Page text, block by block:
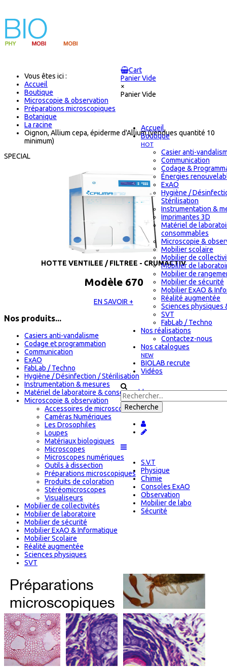
Cart
Panier Vide
×
Panier Vide
Accueil
Boutique
HOT
Casier anti-
Communication
Codage &
Énergies
ExAO
Hygiène /
Stérilisation
Instrumentation &
Imprimantes 3D
Matériel de
consommables
Microscopie &
Mobilier scolaire
Mobilier de
Mobilier de
Mobilier de
Mobilier de sécurité
Mobilier ExAO &
Réalité augmentée
Sciences physiques
SVT
FabLab / Techno
Nos réalisations
Contactez-nous
Nos catalogues
NEW
BIOLAB recrute
Vidéos
S.V.T
Physique
Chimie
Consoles ExAO
Observation
Mobilier de labo
Sécurité
Vous êtes ici :
Accueil
Boutique
Microscopie & observation
Préparations microscopiques
Botanique
La racine
Oignon, Allium cepa, épiderme d'Allium (vendues quantité 10
minimum)
SPECIAL
HOTTE VENTILEE / FILTREE - CRUMACTIV
Modèle 670
EN SAVOIR +
Nos produits...
Casiers anti-vandalisme
Codage et programmation
Communication
ExAO
FabLab / Techno
Hygiène / Désinfection / Stérilisation
Instrumentation & mesures
Matériel de laboratoire & consommables
Microscopie & observation
Accessoires de microscopie
Caméras Numériques
Les Drosophiles
Loupes
Matériaux biologiques
Microscopes
Microscopes numériques
Outils à dissection
Préparations microscopiques
Produits de coloration
Stéréomicroscopes
Visualiseurs
Mobilier de collectivités
Mobilier de laboratoire
Mobilier de sécurité
Mobilier ExAO & Informatique
Mobilier Scolaire
Réalité augmentée
Sciences physiques
SVT